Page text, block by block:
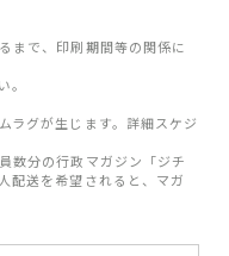
まで、印刷期間等の関係に
。
ラグが生じます。詳細スケジ
数分の行政マガジン「ジチ
配送を希望されると、マガ